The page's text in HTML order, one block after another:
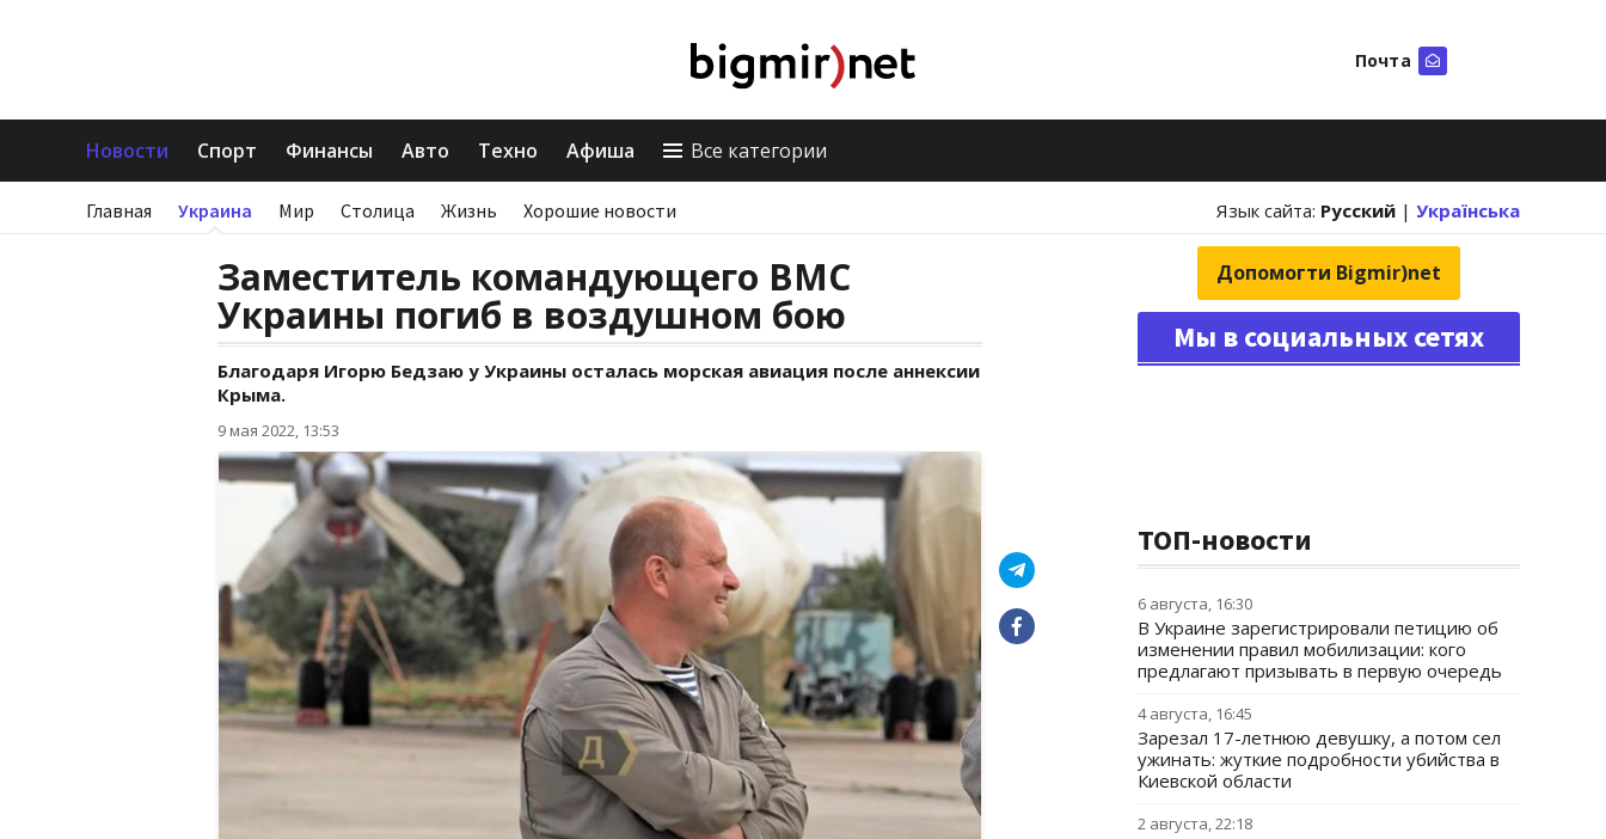
Почта
Новости Спорт Финансы Авто Техно Афиша Все категории
Главная Украина Мир Столица Жизнь Хорошие новости Язык сайта: Русский | Українська
Заместитель командующего ВМС
Украины погиб в воздушном бою
Благодаря Игорю Бедзаю у Украины осталась морская авиация после аннексии
Крыма.
9 мая 2022, 13:53
Допомогти Bigmir)net
Мы в социальных сетях
ТОП-новости
6 августа, 16:30
В Украине зарегистрировали петицию об
изменении правил мобилизации: кого
предлагают призывать в первую очередь
4 августа, 16:45
Зарезал 17-летнюю девушку, а потом сел
ужинать: жуткие подробности убийства в
Киевской области
2 августа, 22:18